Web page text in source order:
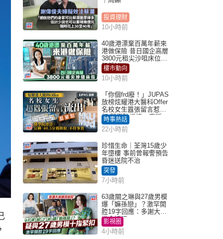
投資理財
10小時前
40歲港漂棄百萬年薪來
港做保險 昔日國企高層
3800元租尖沙咀床位｜
租盤Million
樓市動向
10小時前
「你個frd廢！」JUPAS
放榜炫耀港大醫科Offer
名校女生囂張留言惹眾
怒 醫學院澄清：宣稱
「40.5分獲錄取」不符事
實｜Juicy叮
時事熱話
22小時前
珍惜生命｜荃灣15歲少
年墮樓 事前曾報警預告
昏迷送院不治
突發
7小時前
63歲關之琳與27歲男模
爆「嫲孫戀」？激罕開
腔19字回應：多謝大家
掛念近況
影視圈
4小時前